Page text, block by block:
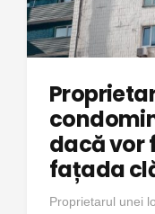
dacă vor
fațada
Proprietarul unei